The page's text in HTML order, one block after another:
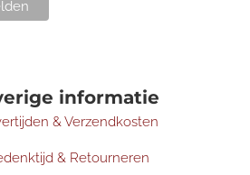
informatie
& Verzendkosten
& Retourneren